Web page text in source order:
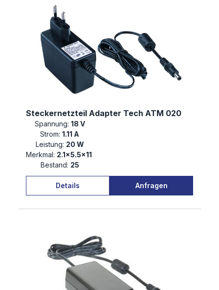
Steckernetzteil Adapter Tech ATM 020
Spannung: 18 V
Strom: 1.11 A
Leistung: 20 W
Merkmal: 2.1×5.5×11
Bestand: 25
Details Anfragen